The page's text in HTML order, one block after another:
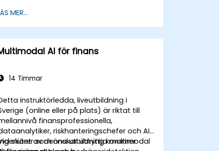
MER...
AI för finans
14 Timmar
instruktörledda, liveutbildning i
(online eller på plats) är riktat till
finansprofessionella,
riskhanteringschefer och AI-
som önskar utnyttja multimodal
slutet av denna utbildning kommer